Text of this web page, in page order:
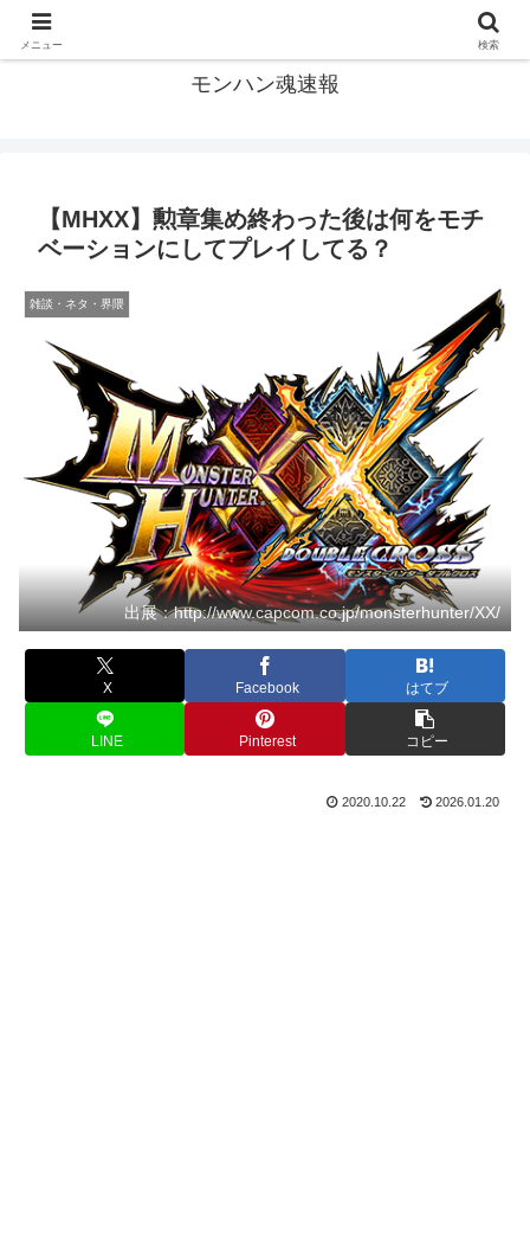
モンハン魂速報
【MHXX】勲章集め終わった後は何をモチ
ベーションにしてプレイしてる？
雑談・ネタ・界隈
出展：http://www.capcom.co.jp/monsterhunter/XX/
X Facebook はてブ
LINE Pinterest コピー
2020.10.22 2026.01.20
メニュー 検索